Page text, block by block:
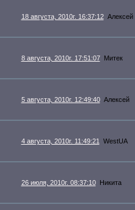
18 августа, 2010г. 16:37:12 Алексей
8 августа, 2010г. 17:51:07 Митек
5 августа, 2010г. 12:49:40 Алексей
4 августа, 2010г. 11:49:21 WestUA
26 июля, 2010г. 08:37:10 Никита